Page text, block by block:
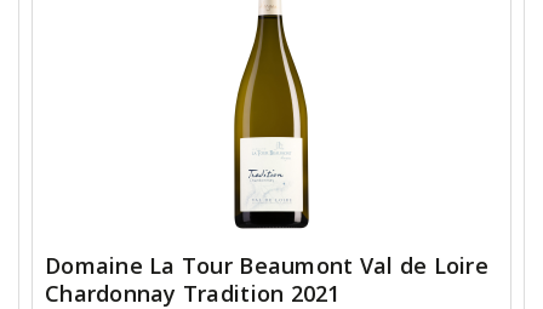
Domaine La Tour Beaumont Val de Loire
Chardonnay Tradition 2021